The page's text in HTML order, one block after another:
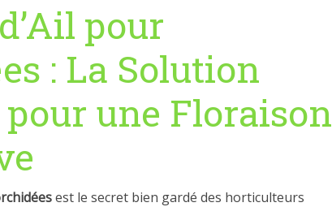
pour
: La Solution
une Floraison
est le secret bien gardé des horticulteurs